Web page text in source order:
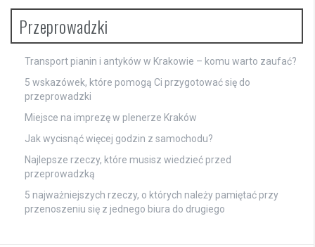
Przeprowadzki
Transport pianin i antyków w Krakowie – komu warto zaufać?
5 wskazówek, które pomogą Ci przygotować się do
przeprowadzki
Miejsce na imprezę w plenerze Kraków
Jak wycisnąć więcej godzin z samochodu?
Najlepsze rzeczy, które musisz wiedzieć przed
przeprowadzką
5 najważniejszych rzeczy, o których należy pamiętać przy
przenoszeniu się z jednego biura do drugiego